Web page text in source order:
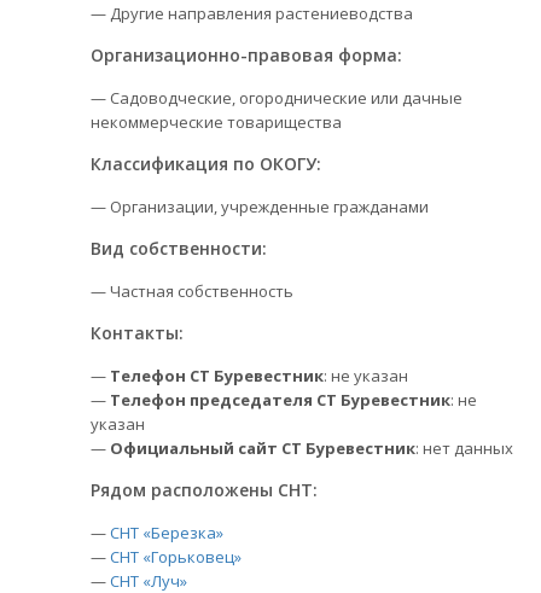
— Другие направления растениеводства
Организационно-правовая форма:
— Садоводческие, огороднические или дачные
некоммерческие товарищества
Классификация по ОКОГУ:
— Организации, учрежденные гражданами
Вид собственности:
— Частная собственность
Контакты:
— Телефон СТ Буревестник: не указан
— Телефон председателя СТ Буревестник: не
указан
— Официальный сайт СТ Буревестник: нет данных
Рядом расположены СНТ:
—СНТ «Березка»
—СНТ «Горьковец»
—СНТ «Луч»